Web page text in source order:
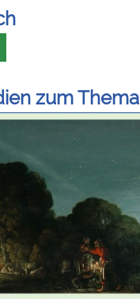
zum Thema